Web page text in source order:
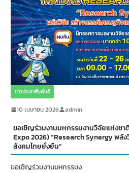
ข่าวประชาสัมพันธ์
10 เมษายน 2026 admin
ขอเชิญร่วมงานมหกรรมงานวิจัยแห่งชา
Expo 2026) “Research Synergy พลั
สังคมไทยยั่งยืน”
ขอเชิญร่วมงานมหกรรมง